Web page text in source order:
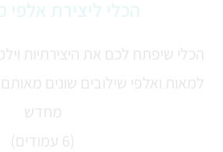
הכלי ליצירת אלפי
הכלי שיפתח לכם את היצירתיות
למאות ואלפי שילובים שונים
מחדש
(6 עמודים)